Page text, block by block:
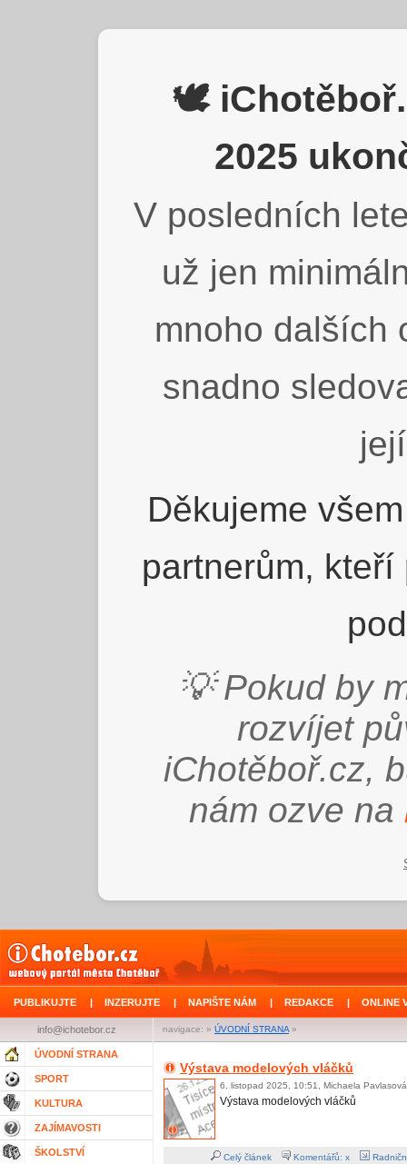
🕊️
2025
V posledních
už jen
mnoho dalších
snadno
Děkujeme
partnerům,
💡 Pokud by
rozvíjet
iChotěboř.cz,
nám ozve na
PUBLIKUJTE | INZERUJTE | NAPIŠTE NÁM | REDAKCE | ONLINE
navigace: » ÚVODNÍ STRANA »
info@ichotebor.cz
ÚVODNÍ STRANA
SPORT
KULTURA
ZAJÍMAVOSTI
ŠKOLSTVÍ
Výstava modelových vláčků
6. listopad 2025, 10:51, Michaela Pavlasová
Výstava modelových vláčků
Celý článek Komentářů: x